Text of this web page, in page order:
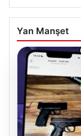
Yan Manşet